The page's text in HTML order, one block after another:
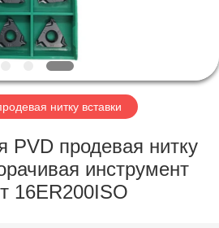
нитку вставки
PVD продевая нитку
инструмент
16ER200ISO